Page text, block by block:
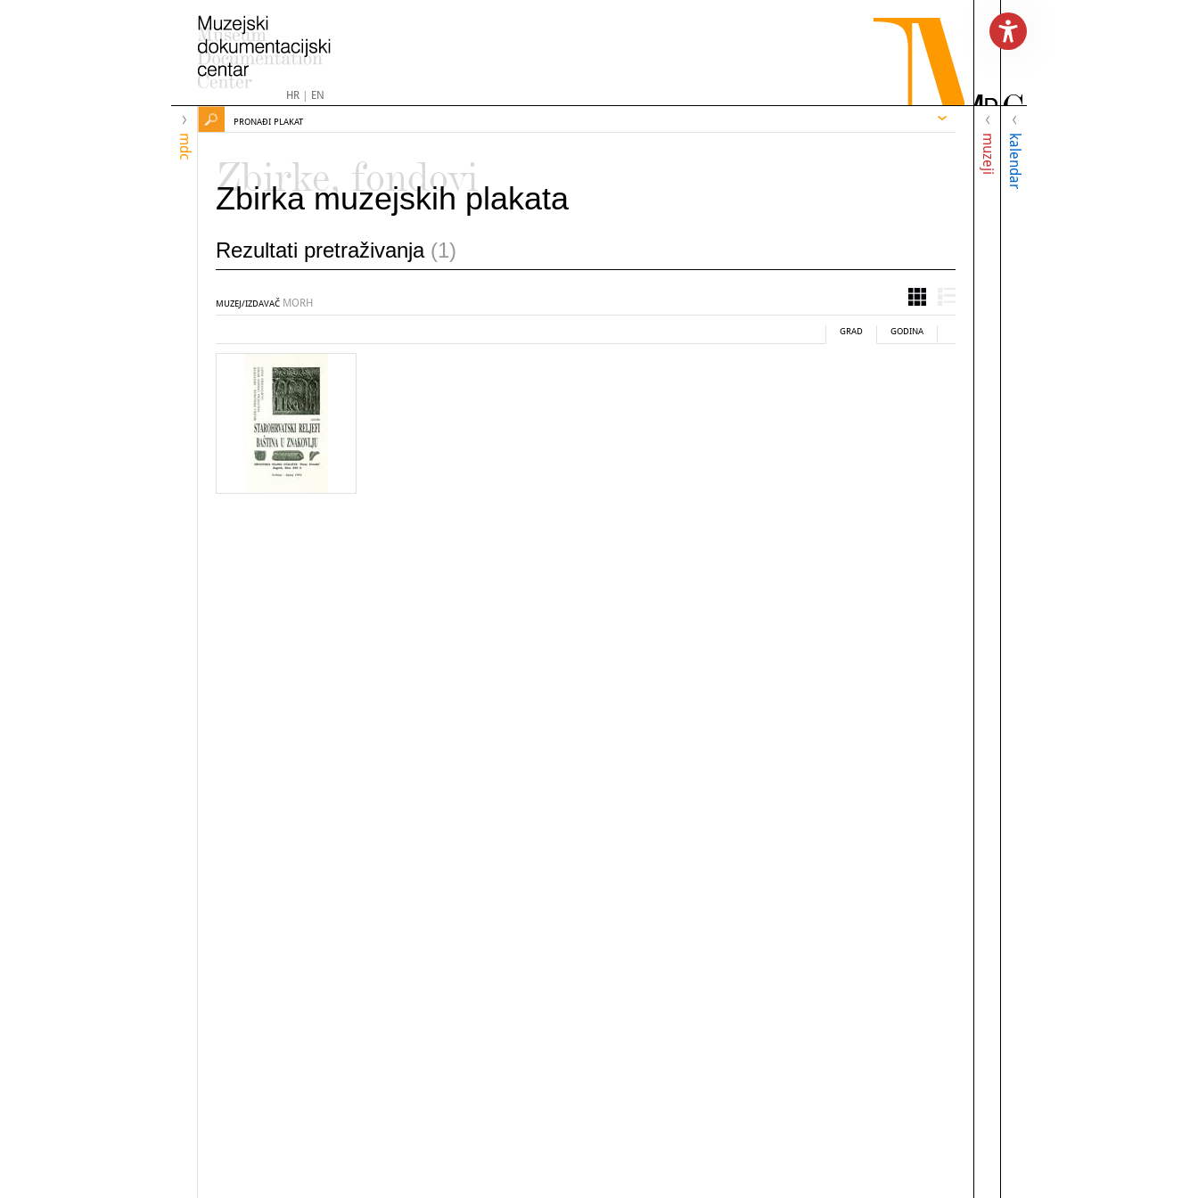
HR| EN
mdc muzeji kalendar
PRONAĐI PLAKAT
Zbirke, fondovi
Zbirka muzejskih plakata
Rezultati pretraživanja (1)
MUZEJ/IZDAVAČ MORH
GRAD GODINA